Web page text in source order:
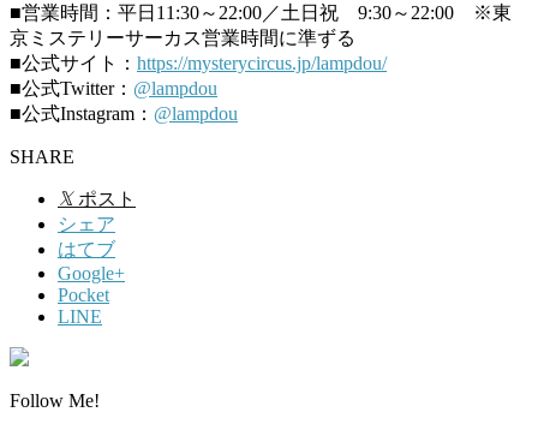
■営業時間：平日11:30～22:00／土日祝 9:30～22:00 ※東
京ミステリーサーカス営業時間に準ずる
■公式サイト： https://mysterycircus.jp/lampdou/
■公式Twitter： @lampdou
■公式Instagram： @lampdou
SHARE
𝕏 ポスト
シェア
はてブ
Google+
Pocket
LINE
Follow Me!